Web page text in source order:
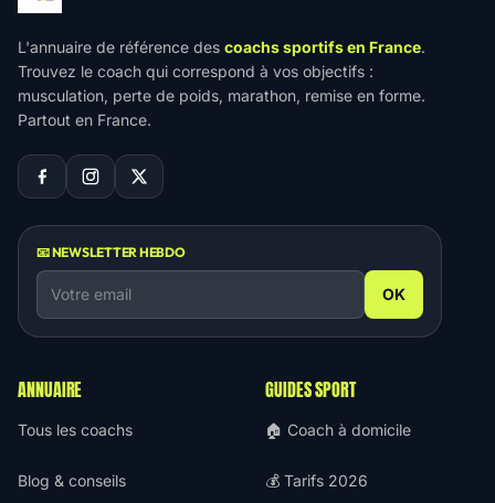
L'annuaire de référence des coachs sportifs en France.
Trouvez le coach qui correspond à vos objectifs :
musculation, perte de poids, marathon, remise en forme.
Partout en France.
📧 NEWSLETTER HEBDO
OK
ANNUAIRE
Tous les coachs
Blog & conseils
GUIDES SPORT
🏠 Coach à domicile
💰 Tarifs 2026